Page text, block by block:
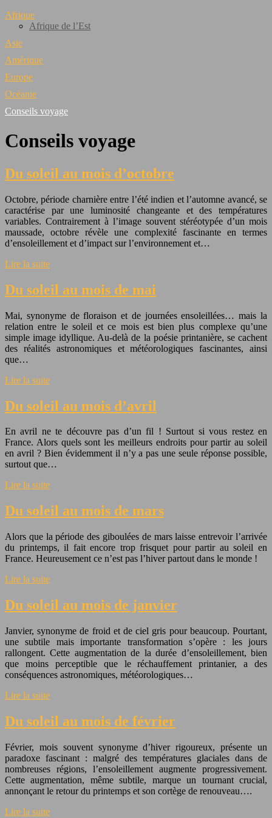
Afrique
Afrique de l’Est
Asie
Amérique
Europe
Océanie
Conseils voyage
Conseils voyage
Du soleil au mois d’octobre
Octobre, période charnière entre l’été indien et l’automne avancé, se
caractérise par une luminosité changeante et des températures
variables. Contrairement à l’image souvent stéréotypée d’un mois
maussade, octobre révèle une complexité fascinante en termes
d’ensoleillement et d’impact sur l’environnement et…
Lire la suite
Du soleil au mois de mai
Mai, synonyme de floraison et de journées ensoleillées… mais la
relation entre le soleil et ce mois est bien plus complexe qu’une
simple image idyllique. Au-delà de la poésie printanière, se cachent
des réalités astronomiques et météorologiques fascinantes, ainsi
que…
Lire la suite
Du soleil au mois d’avril
En avril ne te découvre pas d’un fil ! Surtout si vous restez en
France. Alors quels sont les meilleurs endroits pour partir au soleil
en avril ? Bien évidemment il n’y a pas une seule réponse possible,
surtout que…
Lire la suite
Du soleil au mois de mars
Alors que la période des giboulées de mars laisse entrevoir l’arrivée
du printemps, il fait encore trop frisquet pour partir au soleil en
France. Heureusement ce n’est pas l’hiver partout dans le monde !
Lire la suite
Du soleil au mois de janvier
Janvier, synonyme de froid et de ciel gris pour beaucoup. Pourtant,
une subtile mais importante transformation s’opère : les jours
rallongent. Cette augmentation de la durée d’ensoleillement, bien
que moins perceptible que le réchauffement printanier, a des
conséquences astronomiques, météorologiques…
Lire la suite
Du soleil au mois de février
Février, mois souvent synonyme d’hiver rigoureux, présente un
paradoxe fascinant : malgré des températures glaciales dans de
nombreuses régions, l’ensoleillement augmente progressivement.
Cette augmentation, même subtile, marque un tournant crucial,
annonçant le retour du printemps et son cortège de renouveau….
Lire la suite